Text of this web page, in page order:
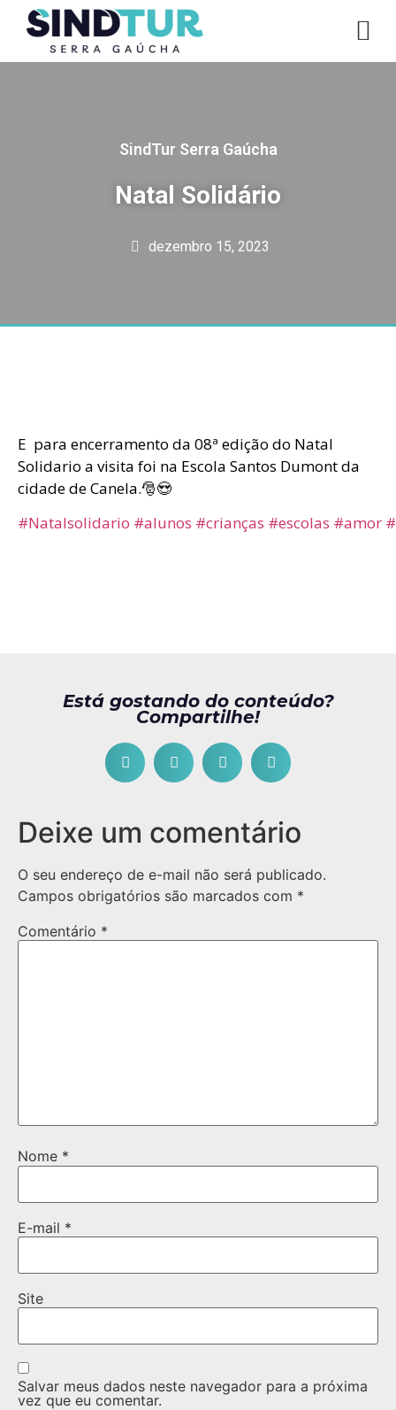
SindTur Serra Gaúcha
Natal Solidário
dezembro 15, 2023
E para encerramento da 08ª edição do Natal
Solidario a visita foi na Escola Santos Dumont da
cidade de Canela.🎅😍
#Natalsolidario #alunos #crianças #escolas #amor
Está gostando do conteúdo?
Compartilhe!
Deixe um comentário
O seu endereço de e-mail não será publicado.
Campos obrigatórios são marcados com *
Comentário *
Nome *
E-mail *
Site
Salvar meus dados neste navegador para a próxima
vez que eu comentar.